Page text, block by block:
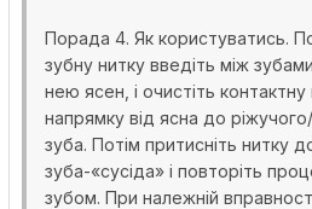
Порада 4. Як користуватись.
зубну нитку введіть між
нею ясен, і очистіть
напрямку від ясна до
зуба. Потім притисніть нитку
зуба-«сусіда» і повторіть
зубом. При належній